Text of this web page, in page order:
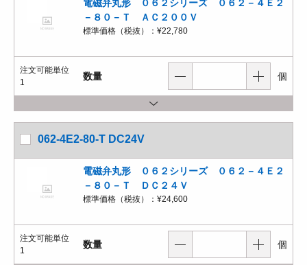
電磁弁丸形 ０６２シリーズ ０６２－４Ｅ２
－８０－Ｔ ＡＣ２００Ｖ
標準価格（税抜）： ¥22,780
注文可能単位
1
数量 個
062-4E2-80-T DC24V
電磁弁丸形 ０６２シリーズ ０６２－４Ｅ２
－８０－Ｔ ＤＣ２４Ｖ
標準価格（税抜）： ¥24,600
注文可能単位
1
数量 個